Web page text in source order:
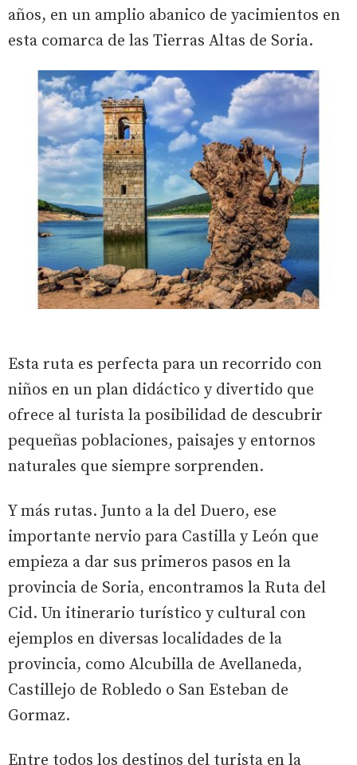
años, en un amplio abanico de yacimientos en
esta comarca de las Tierras Altas de Soria.
Esta ruta es perfecta para un recorrido con
niños en un plan didáctico y divertido que
ofrece al turista la posibilidad de descubrir
pequeñas poblaciones, paisajes y entornos
naturales que siempre sorprenden.
Y más rutas. Junto a la del Duero, ese
importante nervio para Castilla y León que
empieza a dar sus primeros pasos en la
provincia de Soria, encontramos la Ruta del
Cid. Un itinerario turístico y cultural con
ejemplos en diversas localidades de la
provincia, como Alcubilla de Avellaneda,
Castillejo de Robledo o San Esteban de
Gormaz.
Entre todos los destinos del turista en la